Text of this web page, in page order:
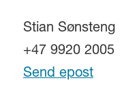
Stian Sønsteng
+47 9920 2005
Send epost